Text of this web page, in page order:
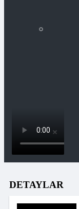
DETAYLAR